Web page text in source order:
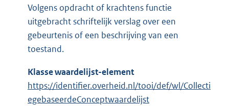
Volgens opdracht of krachtens functie
uitgebracht schriftelijk verslag over een
gebeurtenis of een beschrijving van een
toestand.
Klasse waardelijst-element
https://identifier.overheid.nl/tooi/def/wl/Collecti
egebaseerdeConceptwaardelijst